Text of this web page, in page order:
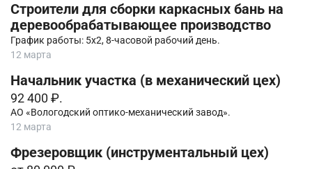
Строители для сборки каркасных бань на
деревообрабатывающее производство
График работы: 5х2, 8-часовой рабочий день.
12 марта
Начальник участка (в механический цех)
92 400 ₽.
АО «Вологодский оптико-механический завод».
12 марта
Фрезеровщик (инструментальный цех)